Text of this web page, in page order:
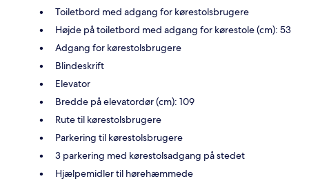
Toiletbord med adgang for kørestolsbrugere
Højde på toiletbord med adgang for kørestole (cm): 53
Adgang for kørestolsbrugere
Blindeskrift
Elevator
Bredde på elevatordør (cm): 109
Rute til kørestolsbrugere
Parkering til kørestolsbrugere
3 parkering med kørestolsadgang på stedet
Hjælpemidler til hørehæmmede